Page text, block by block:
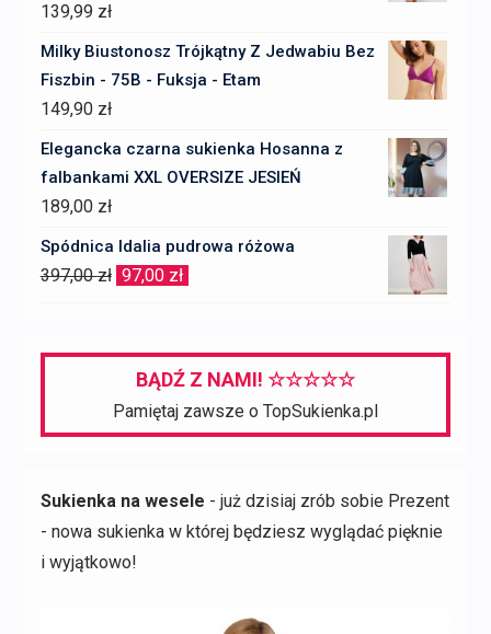
139,99 zł
Milky Biustonosz Trójkątny Z Jedwabiu Bez
Fiszbin - 75B - Fuksja - Etam
149,90 zł
Elegancka czarna sukienka Hosanna z
falbankami XXL OVERSIZE JESIEŃ
189,00 zł
Spódnica Idalia pudrowa różowa
397,00zł Pierwotna
397,00 zł.
97,00 zł
BĄDŹ Z NAMI! ☆☆☆☆☆
Pamiętaj zawsze o TopSukienka.pl
Sukienka na wesele - już dzisiaj zrób sobie Prezent
- nowa sukienka w której będziesz wyglądać pięknie
i wyjątkowo!